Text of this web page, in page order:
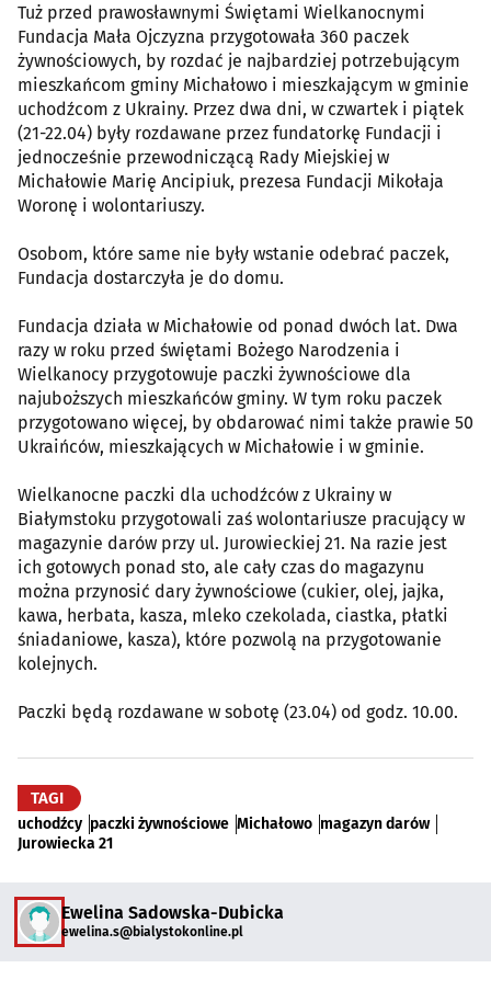
Tuż przed prawosławnymi Świętami Wielkanocnymi
Fundacja Mała Ojczyzna przygotowała 360 paczek
żywnościowych, by rozdać je najbardziej potrzebującym
mieszkańcom gminy Michałowo i mieszkającym w gminie
uchodźcom z Ukrainy. Przez dwa dni, w czwartek i piątek
(21-22.04) były rozdawane przez fundatorkę Fundacji i
jednocześnie przewodniczącą Rady Miejskiej w
Michałowie Marię Ancipiuk, prezesa Fundacji Mikołaja
Woronę i wolontariuszy.
Osobom, które same nie były wstanie odebrać paczek,
Fundacja dostarczyła je do domu.
Fundacja działa w Michałowie od ponad dwóch lat. Dwa
razy w roku przed świętami Bożego Narodzenia i
Wielkanocy przygotowuje paczki żywnościowe dla
najuboższych mieszkańców gminy. W tym roku paczek
przygotowano więcej, by obdarować nimi także prawie 50
Ukraińców, mieszkających w Michałowie i w gminie.
Wielkanocne paczki dla uchodźców z Ukrainy w
Białymstoku przygotowali zaś wolontariusze pracujący w
magazynie darów przy ul. Jurowieckiej 21. Na razie jest
ich gotowych ponad sto, ale cały czas do magazynu
można przynosić dary żywnościowe (cukier, olej, jajka,
kawa, herbata, kasza, mleko czekolada, ciastka, płatki
śniadaniowe, kasza), które pozwolą na przygotowanie
kolejnych.
Paczki będą rozdawane w sobotę (23.04) od godz. 10.00.
TAGI
uchodźcy paczki żywnościowe Michałowo magazyn darów
Jurowiecka 21
Ewelina Sadowska-Dubicka
ewelina.s@bialystokonline.pl